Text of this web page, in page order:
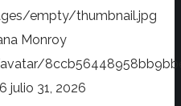
empty/thumbnail.jpg
Monroy
julio 31, 2026